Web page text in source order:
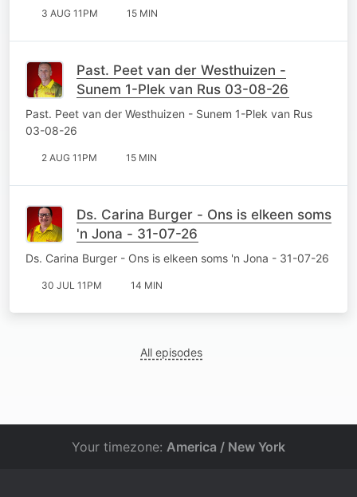
3 AUG 11PM 15 MIN
Past. Peet van der Westhuizen -
Sunem 1-Plek van Rus 03-08-26
Past. Peet van der Westhuizen - Sunem 1-Plek van Rus
03-08-26
2 AUG 11PM 15 MIN
Ds. Carina Burger - Ons is elkeen soms
'n Jona - 31-07-26
Ds. Carina Burger - Ons is elkeen soms 'n Jona - 31-07-26
30 JUL 11PM 14 MIN
All episodes
Your timezone: America / New York